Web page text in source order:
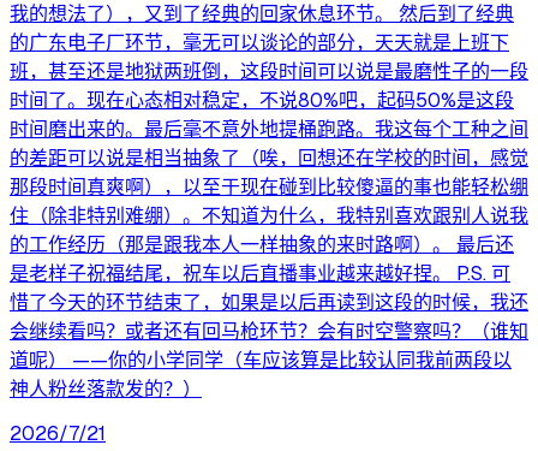
我的想法了），又到了经典的回家休息环节。 然后到了经典
的广东电子厂环节，毫无可以谈论的部分，天天就是上班下
班，甚至还是地狱两班倒，这段时间可以说是最磨性子的一段
时间了。现在心态相对稳定，不说80%吧，起码50%是这段
时间磨出来的。最后毫不意外地提桶跑路。我这每个工种之间
的差距可以说是相当抽象了（唉，回想还在学校的时间，感觉
那段时间真爽啊），以至于现在碰到比较傻逼的事也能轻松绷
住（除非特别难绷）。不知道为什么，我特别喜欢跟别人说我
的工作经历（那是跟我本人一样抽象的来时路啊）。 最后还
是老样子祝福结尾，祝车以后直播事业越来越好捏。 P.S. 可
惜了今天的环节结束了，如果是以后再读到这段的时候，我还
会继续看吗？或者还有回马枪环节？会有时空警察吗？（谁知
道呢） ——你的小学同学（车应该算是比较认同我前两段以
神人粉丝落款发的？）
2026/7/21